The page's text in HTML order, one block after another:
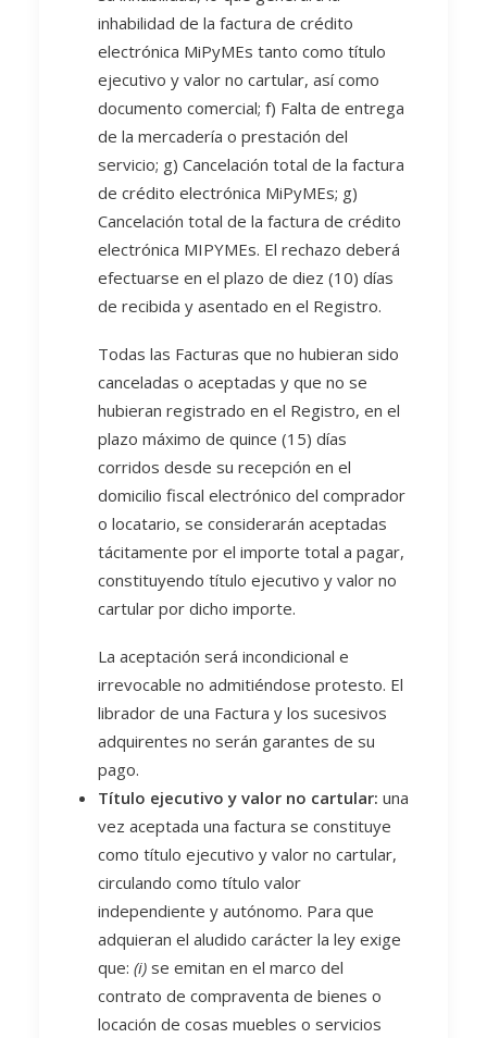
inhabilidad de la factura de crédito
electrónica MiPyMEs tanto como título
ejecutivo y valor no cartular, así como
documento comercial; f) Falta de entrega
de la mercadería o prestación del
servicio; g) Cancelación total de la factura
de crédito electrónica MiPyMEs; g)
Cancelación total de la factura de crédito
electrónica MIPYMEs. El rechazo deberá
efectuarse en el plazo de diez (10) días
de recibida y asentado en el Registro.
Todas las Facturas que no hubieran sido
canceladas o aceptadas y que no se
hubieran registrado en el Registro, en el
plazo máximo de quince (15) días
corridos desde su recepción en el
domicilio fiscal electrónico del comprador
o locatario, se considerarán aceptadas
tácitamente por el importe total a pagar,
constituyendo título ejecutivo y valor no
cartular por dicho importe.
La aceptación será incondicional e
irrevocable no admitiéndose protesto. El
librador de una Factura y los sucesivos
adquirentes no serán garantes de su
pago.
Título ejecutivo y valor no cartular: una
vez aceptada una factura se constituye
como título ejecutivo y valor no cartular,
circulando como título valor
independiente y autónomo. Para que
adquieran el aludido carácter la ley exige
que: (i) se emitan en el marco del
contrato de compraventa de bienes o
locación de cosas muebles o servicios